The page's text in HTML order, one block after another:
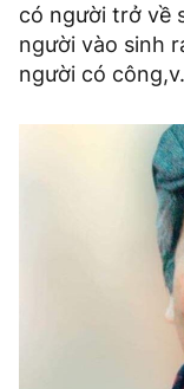
có người trở về
người vào sinh
người có